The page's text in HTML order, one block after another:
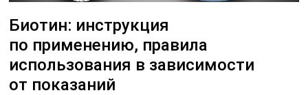
Биотин: инструкция
по применению, правила
использования в зависимости
от показаний